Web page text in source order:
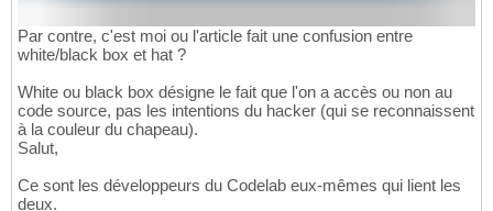
Par contre, c'est moi ou l'article fait une confusion entre
white/black box et hat ?
White ou black box désigne le fait que l'on a accès ou non au
code source, pas les intentions du hacker (qui se reconnaissent
à la couleur du chapeau).
Salut,
Ce sont les développeurs du Codelab eux-mêmes qui lient les
deux.